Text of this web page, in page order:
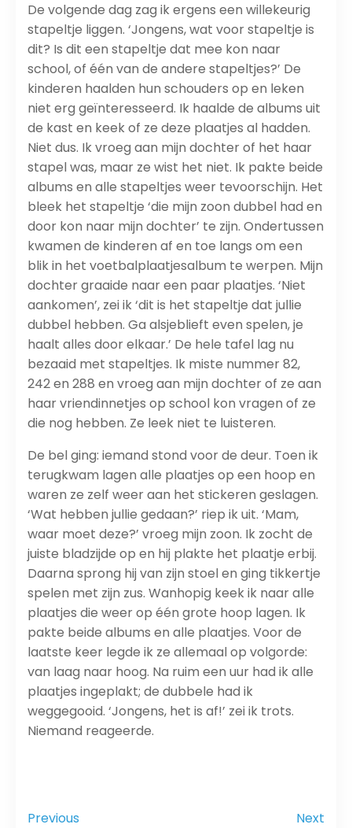
De volgende dag zag ik ergens een willekeurig
stapeltje liggen. ‘Jongens, wat voor stapeltje is
dit? Is dit een stapeltje dat mee kon naar
school, of één van de andere stapeltjes?’ De
kinderen haalden hun schouders op en leken
niet erg geïnteresseerd. Ik haalde de albums uit
de kast en keek of ze deze plaatjes al hadden.
Niet dus. Ik vroeg aan mijn dochter of het haar
stapel was, maar ze wist het niet. Ik pakte beide
albums en alle stapeltjes weer tevoorschijn. Het
bleek het stapeltje ‘die mijn zoon dubbel had en
door kon naar mijn dochter’ te zijn. Ondertussen
kwamen de kinderen af en toe langs om een
blik in het voetbalplaatjesalbum te werpen. Mijn
dochter graaide naar een paar plaatjes. ‘Niet
aankomen’, zei ik ‘dit is het stapeltje dat jullie
dubbel hebben. Ga alsjeblieft even spelen, je
haalt alles door elkaar.’ De hele tafel lag nu
bezaaid met stapeltjes. Ik miste nummer 82,
242 en 288 en vroeg aan mijn dochter of ze aan
haar vriendinnetjes op school kon vragen of ze
die nog hebben. Ze leek niet te luisteren.
De bel ging: iemand stond voor de deur. Toen ik
terugkwam lagen alle plaatjes op een hoop en
waren ze zelf weer aan het stickeren geslagen.
‘Wat hebben jullie gedaan?’ riep ik uit. ‘Mam,
waar moet deze?’ vroeg mijn zoon. Ik zocht de
juiste bladzijde op en hij plakte het plaatje erbij.
Daarna sprong hij van zijn stoel en ging tikkertje
spelen met zijn zus. Wanhopig keek ik naar alle
plaatjes die weer op één grote hoop lagen. Ik
pakte beide albums en alle plaatjes. Voor de
laatste keer legde ik ze allemaal op volgorde:
van laag naar hoog. Na ruim een uur had ik alle
plaatjes ingeplakt; de dubbele had ik
weggegooid. ‘Jongens, het is af!’ zei ik trots.
Niemand reageerde.
Previous Next